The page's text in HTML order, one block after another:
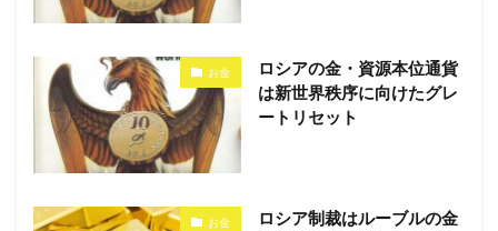
お金
ロシアの金・資源本位通貨
は新世界秩序に向けたグレ
ートリセット
お金
ロシア制裁はルーブルの金